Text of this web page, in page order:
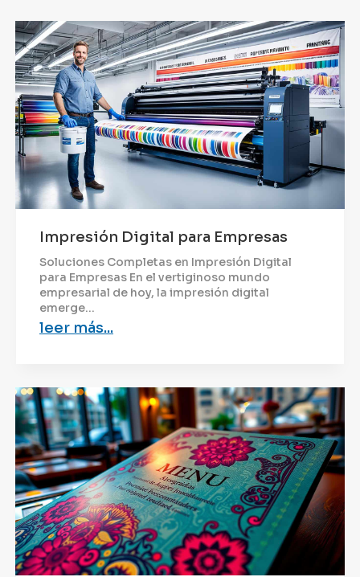
Impresión Digital para Empresas
Soluciones Completas en Impresión Digital
para Empresas En el vertiginoso mundo
empresarial de hoy, la impresión digital
emerge...
leer más...